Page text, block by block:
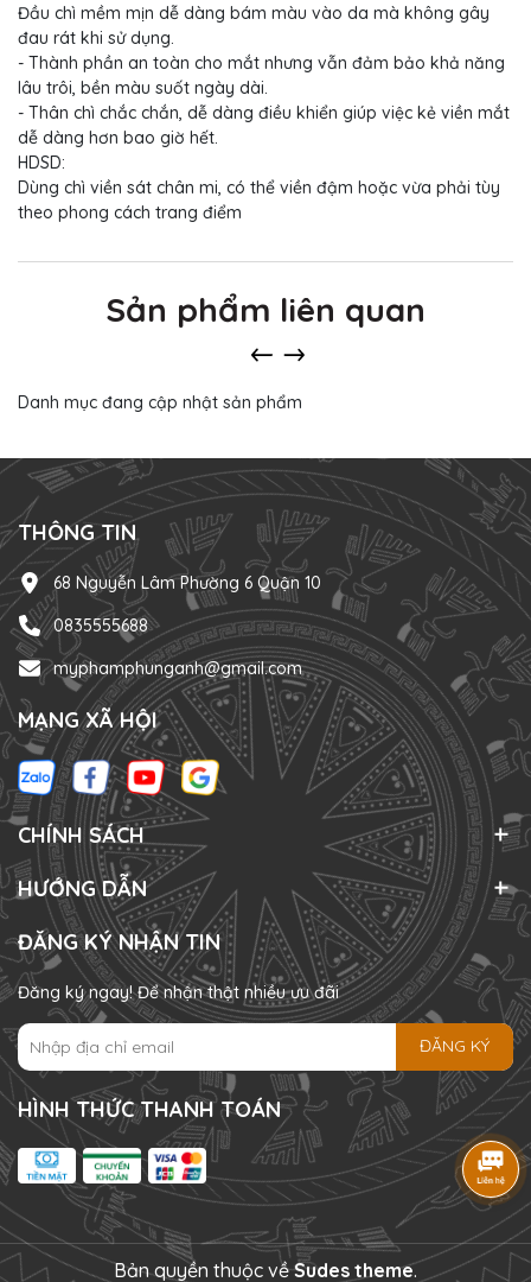
Đầu chì mềm mịn dễ dàng bám màu vào da mà không gây
đau rát khi sử dụng.
- Thành phần an toàn cho mắt nhưng vẫn đảm bảo khả năng
lâu trôi, bền màu suốt ngày dài.
- Thân chì chắc chắn, dễ dàng điều khiển giúp việc kẻ viền mắt
dễ dàng hơn bao giờ hết.
HDSD:
Dùng chì viền sát chân mi, có thể viền đậm hoặc vừa phải tùy
theo phong cách trang điểm
Sản phẩm liên quan
Danh mục đang cập nhật sản phẩm
THÔNG TIN
68 Nguyễn Lâm Phường 6 Quận 10
0835555688
myphamphunganh@gmail.com
MẠNG XÃ HỘI
CHÍNH SÁCH
HƯỚNG DẪN
ĐĂNG KÝ NHẬN TIN
Đăng ký ngay! Để nhận thật nhiều ưu đãi
ĐĂNG KÝ
HÌNH THỨC THANH TOÁN
Bản quyền thuộc vềSudes theme.